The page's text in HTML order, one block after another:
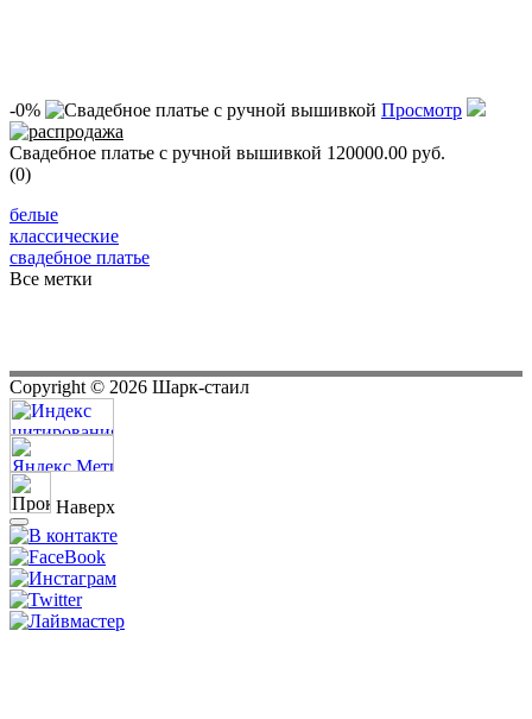
-0% Просмотр
Свадебное платье с ручной вышивкой 120000.00 руб.
(0)
белые
классические
свадебное платье
Все метки
Copyright © 2026 Шарк-стаил
Наверх